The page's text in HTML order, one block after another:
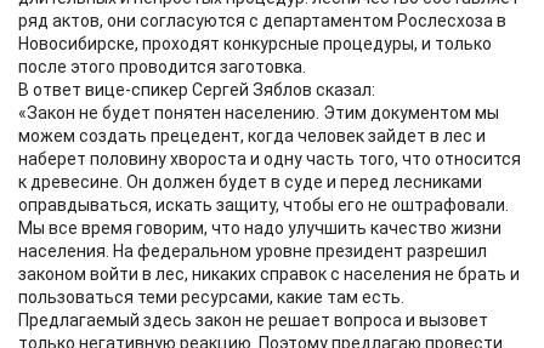
ряд актов, они согласуются с департаментом Рослесхоза в
Новосибирске, проходят конкурсные процедуры, и только
после этого проводится заготовка.
В ответ вице-спикер Сергей Зяблов сказал:
«Закон не будет понятен населению. Этим документом мы
можем создать прецедент, когда человек зайдет в лес и
наберет половину хвороста и одну часть того, что относится
к древесине. Он должен будет в суде и перед лесниками
оправдываться, искать защиту, чтобы его не оштрафовали.
Мы все время говорим, что надо улучшить качество жизни
населения. На федеральном уровне президент разрешил
законом войти в лес, никаких справок с населения не брать и
пользоваться теми ресурсами, какие там есть.
Предлагаемый здесь закон не решает вопроса и вызовет
только негативную реакцию. Поэтому предлагаю провести